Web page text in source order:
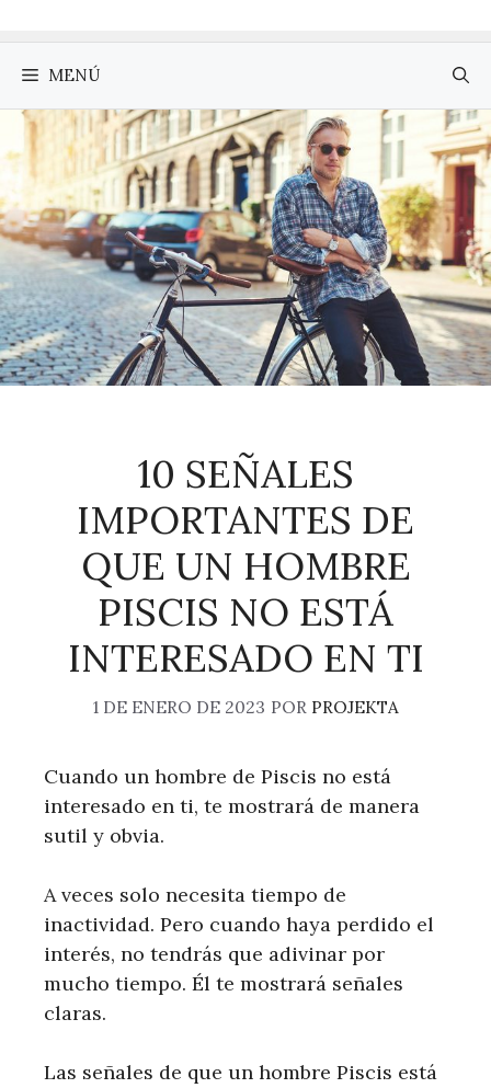
MENÚ
10 SEÑALES
IMPORTANTES DE
QUE UN HOMBRE
PISCIS NO ESTÁ
INTERESADO EN TI
1 DE ENERO DE 2023 POR PROJEKTA
Cuando un hombre de Piscis no está
interesado en ti, te mostrará de manera
sutil y obvia.
A veces solo necesita tiempo de
inactividad. Pero cuando haya perdido el
interés, no tendrás que adivinar por
mucho tiempo. Él te mostrará señales
claras.
Las señales de que un hombre Piscis está